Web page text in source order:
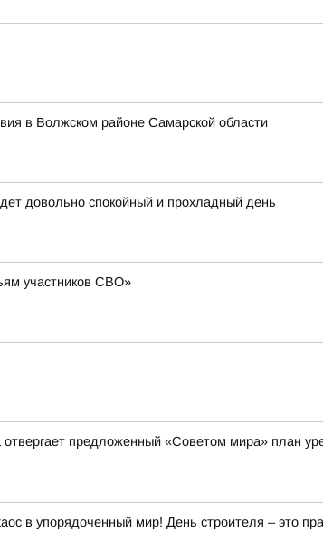
в Волжском районе Самарской области
довольно спокойный и прохладный день
участников СВО»
предложенный «Советом мира» план
в упорядоченный мир! День строителя – это